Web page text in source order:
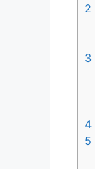
2
3
4
5